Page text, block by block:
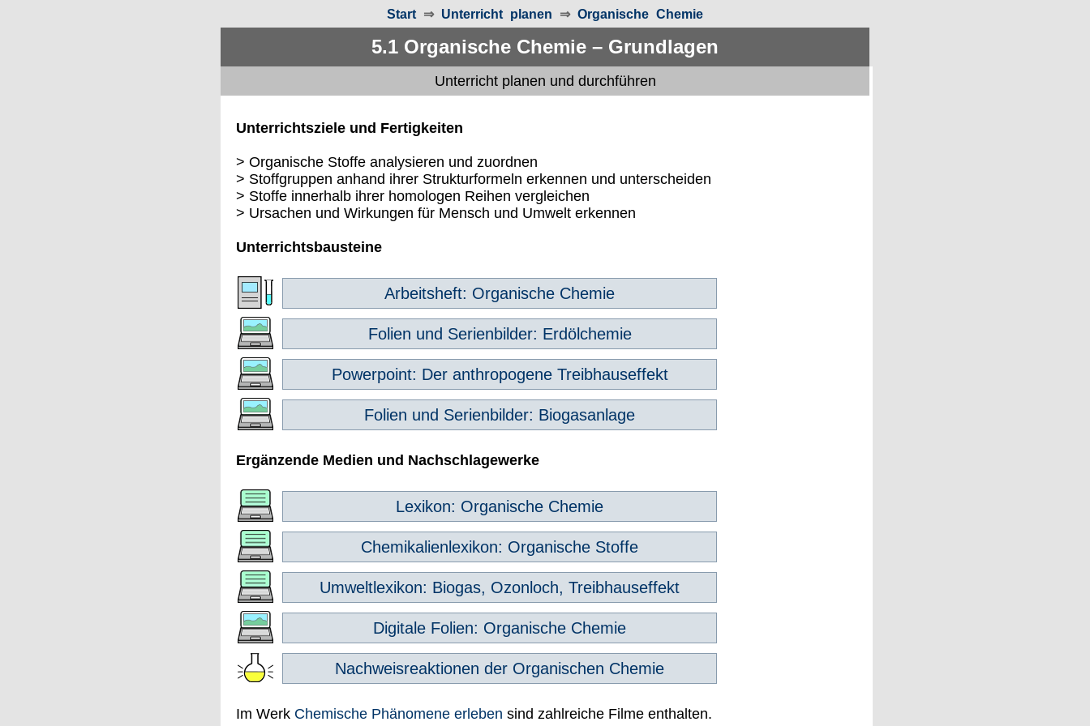
Start ⇒ Unterricht planen ⇒ Organische Chemie
5.1 Organische Chemie – Grundlagen
Unterricht planen und durchführen
Unterrichtsziele und Fertigkeiten
> Organische Stoffe analysieren und zuordnen
> Stoffgruppen anhand ihrer Strukturformeln erkennen und unterscheiden
> Stoffe innerhalb ihrer homologen Reihen vergleichen
> Ursachen und Wirkungen für Mensch und Umwelt erkennen
Unterrichtsbausteine
Arbeitsheft: Organische Chemie
Folien und Serienbilder: Erdölchemie
Powerpoint: Der anthropogene Treibhauseffekt
Folien und Serienbilder: Biogasanlage
Ergänzende Medien und Nachschlagewerke
Lexikon: Organische Chemie
Chemikalienlexikon: Organische Stoffe
Umweltlexikon: Biogas, Ozonloch, Treibhauseffekt
Digitale Folien: Organische Chemie
Nachweisreaktionen der Organischen Chemie
Im Werk Chemische Phänomene erleben sind zahlreiche Filme enthalten.